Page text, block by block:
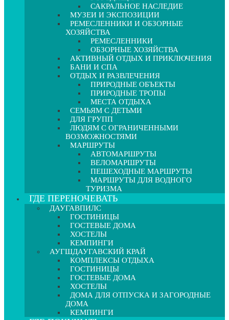
САКРАЛЬНОЕ НАСЛЕДИЕ
МУЗЕИ И ЭКСПОЗИЦИИ
РЕМЕСЛЕННИКИ И ОБЗОРНЫЕ
ХОЗЯЙСТВА
РЕМЕСЛЕННИКИ
ОБЗОРНЫЕ ХОЗЯЙСТВА
АКТИВНЫЙ ОТДЫХ И ПРИКЛЮЧЕНИЯ
БАНИ И СПА
ОТДЫХ И РАЗВЛЕЧЕНИЯ
ПРИРОДНЫЕ ОБЪЕКТЫ
ПРИРОДНЫЕ ТРОПЫ
МЕСТА ОТДЫХА
СЕМЬЯМ С ДЕТЬМИ
ДЛЯ ГРУПП
ЛЮДЯМ С ОГРАНИЧЕННЫМИ
ВОЗМОЖНОСТЯМИ
МАРШРУТЫ
АВТОМАРШРУТЫ
ВЕЛОМАРШРУТЫ
ПЕШЕХОДНЫЕ МАРШРУТЫ
МАРШРУТЫ ДЛЯ ВОДНОГО
ТУРИЗМА
ГДЕ ПЕРЕНОЧЕВАТЬ
ДАУГАВПИЛС
ГОСТИНИЦЫ
ГОСТЕВЫЕ ДОМА
ХОСТЕЛЫ
КЕМПИНГИ
АУГШДАУГАВСКИЙ КРАЙ
КОМПЛЕКСЫ ОТДЫХА
ГОСТИНИЦЫ
ГОСТЕВЫЕ ДОМА
ХОСТЕЛЫ
ДОМА ДЛЯ ОТПУСКА И ЗАГОРОДНЫЕ
ДОМА
КЕМПИНГИ